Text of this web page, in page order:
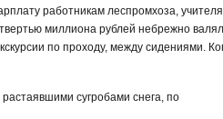
работникам леспромхоза,
миллиона рублей небрежно
по проходу, между сидениями.
сугробами снега, по